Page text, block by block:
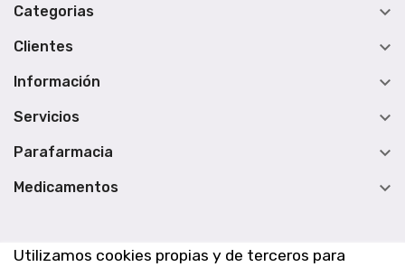
Utilizamos cookies propias y de terceros para
Categorias 
Clientes 
Información 
Servicios 
Parafarmacia 
Medicamentos 